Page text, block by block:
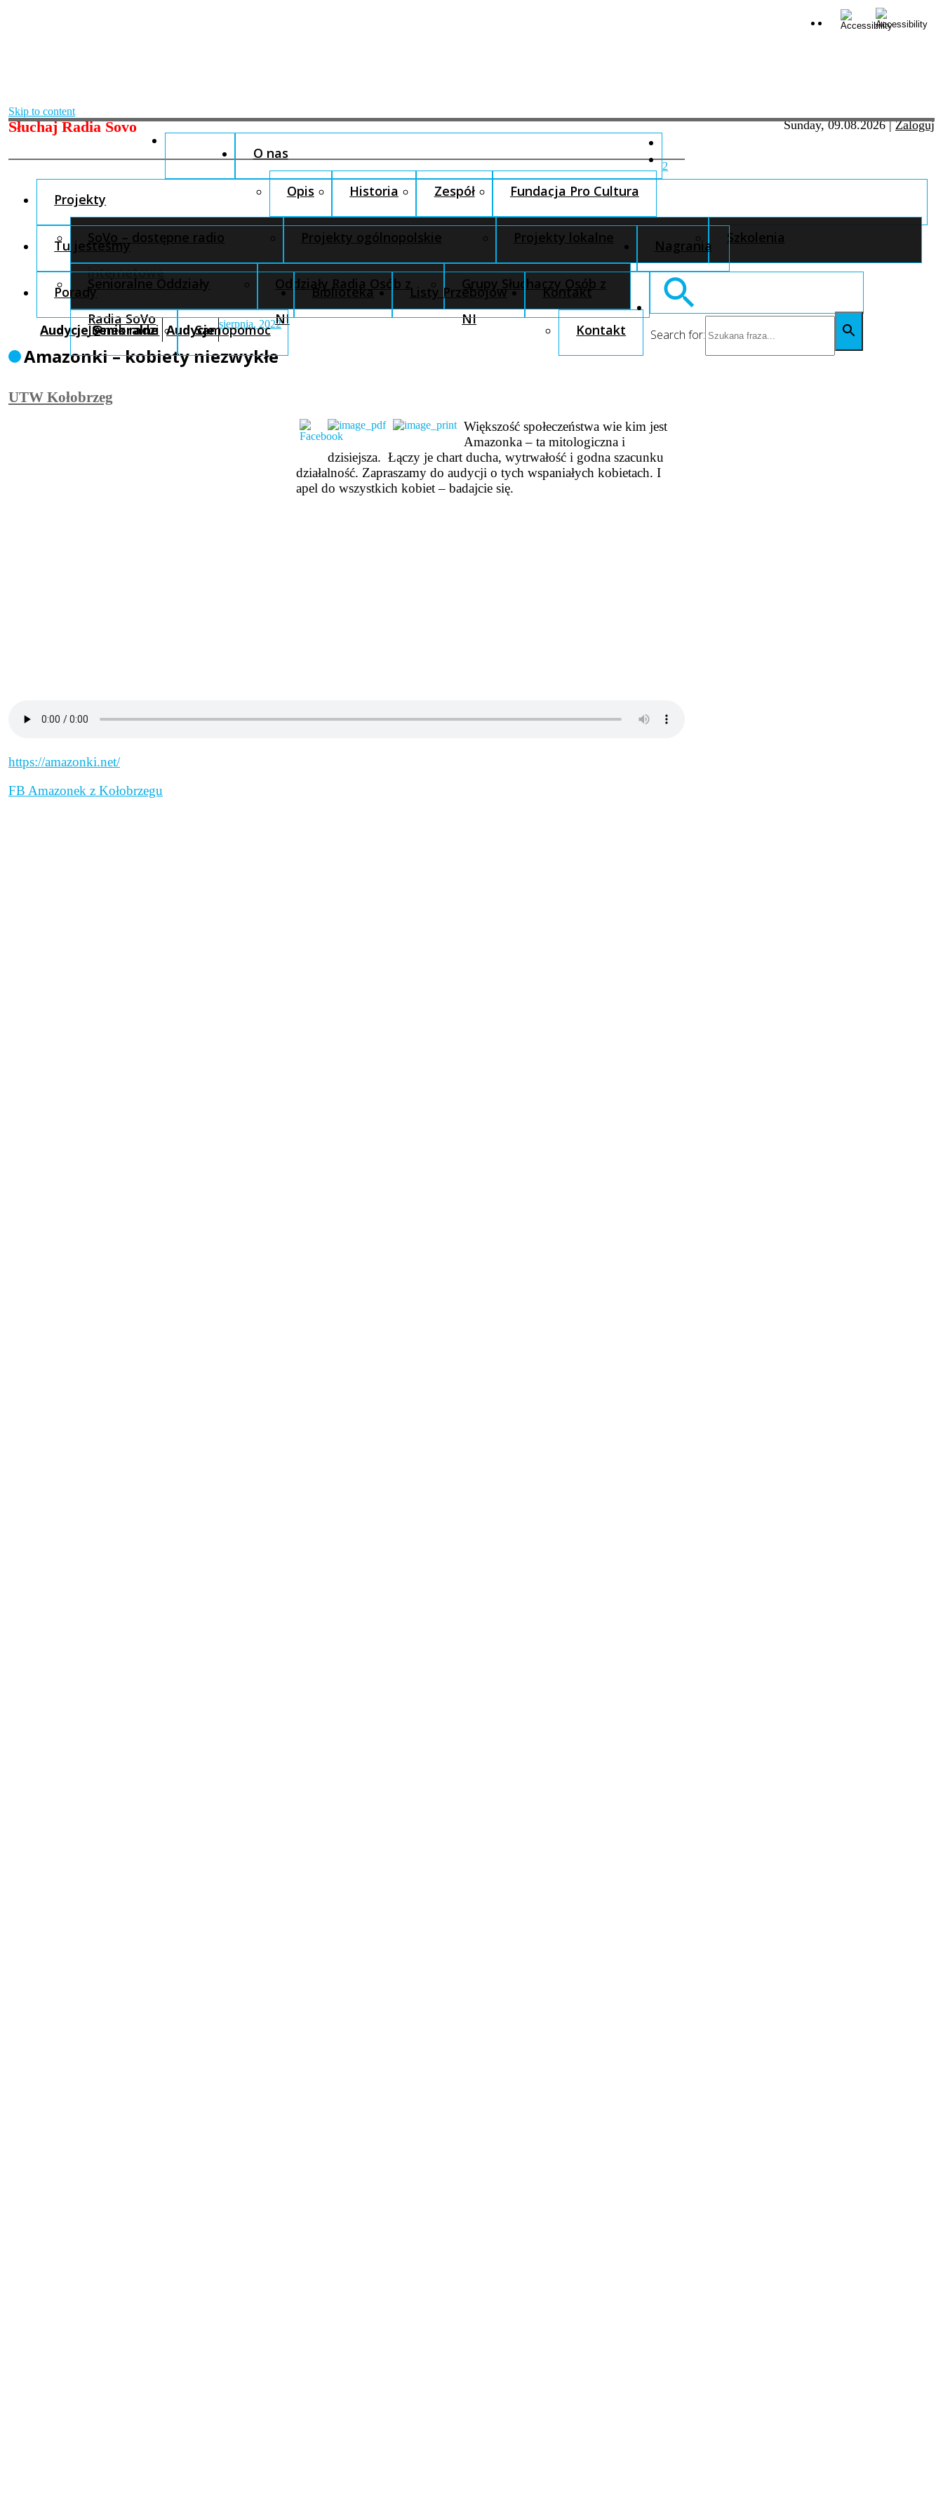
Skip to content
Słuchaj Radia Sovo Sunday, 09.08.2026|Zaloguj
O nas
Opis Historia Zespół Fundacja Pro Cultura
Projekty
SoVo – dostępne radio
internetowe
Projekty ogólnopolskie Projekty lokalne Szkolenia
Tu jesteśmy
Senioralne Oddziały
Radia SoVo
Oddziały Radia Osób z
NI
Grupy Słuchaczy Osób z
NI
Nagrania
Porady
J@nek radzi Samopomoc
Biblioteka Listy Przebojów Kontakt
Kontakt Search for:
Audycje Senioralne Audycje
2
sierpnia, 2022
Amazonki – kobiety niezwykłe
UTW Kołobrzeg
Większość społeczeństwa wie kim jest
Amazonka – ta mitologiczna i
dzisiejsza. Łączy je chart ducha, wytrwałość i godna szacunku
działalność. Zapraszamy do audycji o tych wspaniałych kobietach. I
apel do wszystkich kobiet – badajcie się.
https://amazonki.net/
FB Amazonek z Kołobrzegu